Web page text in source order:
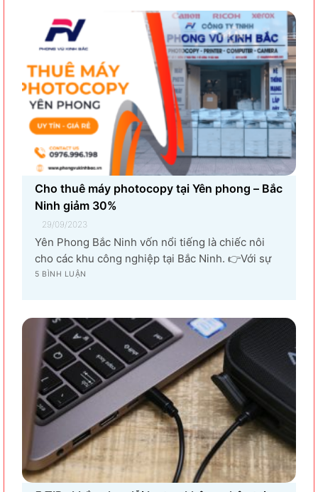
Cho thuê máy photocopy tại Yên phong – Bắc
Ninh giảm 30%
29/09/2023
Yên Phong Bắc Ninh vốn nổi tiếng là chiếc nôi
cho các khu công nghiệp tại Bắc Ninh. 👉Với sự
góp mặt của tập đoàn SamSung đầu tư cho hạng
5 BÌNH LUẬN